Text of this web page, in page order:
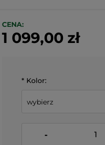
CENA:
1 099,00 zł
* Kolor:
-